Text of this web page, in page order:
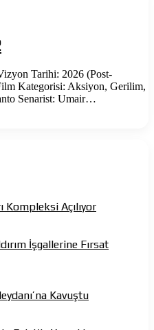
Tarihi: 2026 (Post-
Kategorisi: Aksiyon, Gerilim,
Senarist: Umair…
Açılıyor
İşgallerine Fırsat
Kavuştu